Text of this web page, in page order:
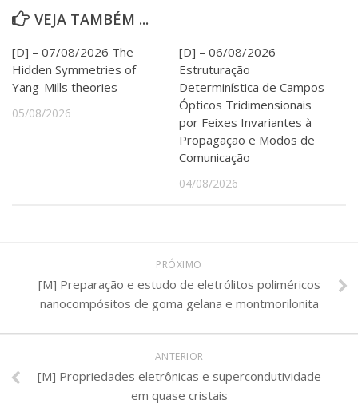
VEJA TAMBÉM ...
[D] – 07/08/2026 The
Hidden Symmetries of
Yang-Mills theories
05/08/2026
[D] – 06/08/2026
Estruturação
Determinística de Campos
Ópticos Tridimensionais
por Feixes Invariantes à
Propagação e Modos de
Comunicação
04/08/2026
PRÓXIMO
[M] Preparação e estudo de eletrólitos poliméricos
nanocompósitos de goma gelana e montmorilonita
ANTERIOR
[M] Propriedades eletrônicas e supercondutividade
em quase cristais